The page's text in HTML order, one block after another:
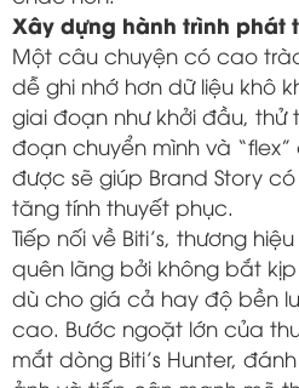
Xây dựng hành trình phát
Một câu chuyện có cao
dễ ghi nhớ hơn dữ liệu khô
giai đoạn như khởi đầu, thử
đoạn chuyển mình và
được sẽ giúp Brand Story
tăng tính thuyết phục.
Tiếp nối về Biti’s, thương
quên lãng bởi không bắt
dù cho giá cả hay độ bền
cao. Bước ngoặt lớn của
mắt dòng Biti’s Hunter,